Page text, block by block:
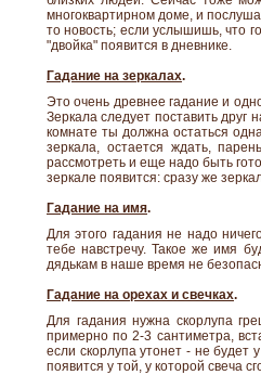
многоквартирном доме, и
то новость; если услышишь, что
"двойка" появится в дневнике.
Гадание на зеркалах.
Это очень древнее гадание и
Зеркала следует поставить друг
комнате ты должна остаться
зеркала, остается ждать,
рассмотреть и еще надо быть
зеркале появится: сразу же
Гадание на имя.
Для этого гадания не надо
тебе навстречу. Такое же имя
дядькам в наше время не
Гадание на орехах и свечках.
Для гадания нужна скорлупа
примерно по 2-3 сантиметра,
если скорлупа утонет - не будет
появится у той, у которой свеча